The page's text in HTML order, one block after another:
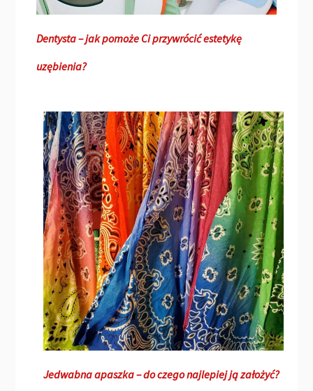
Dentysta – jak pomoże Ci przywrócić estetykę
uzębienia?
Jedwabna apaszka – do czego najlepiej ją założyć?